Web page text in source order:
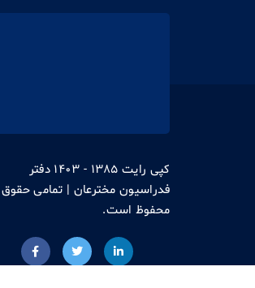
کپی رایت 1385 - 1403 دفتر
فدراسیون مخترعان | تمامی حقوق
محفوظ است.